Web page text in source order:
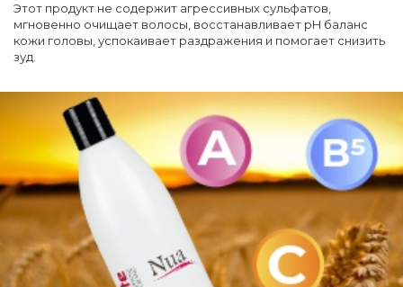
Этот продукт не содержит агрессивных сульфатов,
мгновенно очищает волосы, восстанавливает pH баланс
кожи головы, успокаивает раздражения и помогает снизить
зуд.